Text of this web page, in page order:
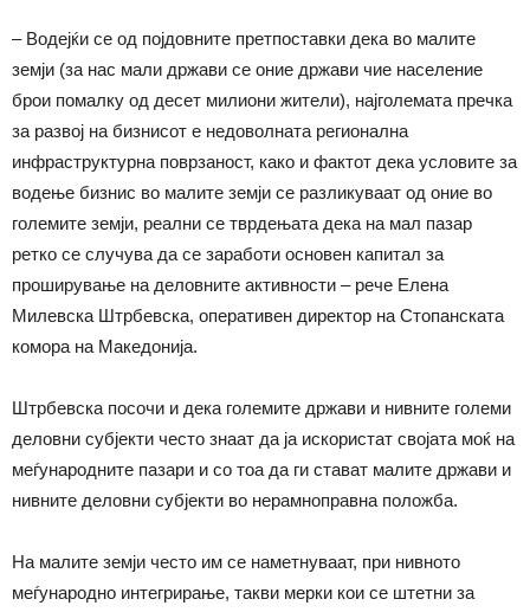
– Водејќи се од појдовните претпоставки дека во малите
земји (за нас мали држави се оние држави чие население
брои помалку од десет милиони жители), најголемата пречка
за развој на бизнисот е недоволната регионална
инфраструктурна поврзаност, како и фактот дека условите за
водење бизнис во малите земји се разликуваат од оние во
големите земји, реални се тврдењата дека на мал пазар
ретко се случува да се заработи основен капитал за
проширување на деловните активности – рече Елена
Милевска Штрбевска, оперативен директор на Стопанската
комора на Македонија.
Штрбевска посочи и дека големите држави и нивните големи
деловни субјекти често знаат да ја искористат својата моќ на
меѓународните пазари и со тоа да ги стават малите држави и
нивните деловни субјекти во нерамноправна положба.
На малите земји често им се наметнуваат, при нивното
меѓународно интегрирање, такви мерки кои се штетни за